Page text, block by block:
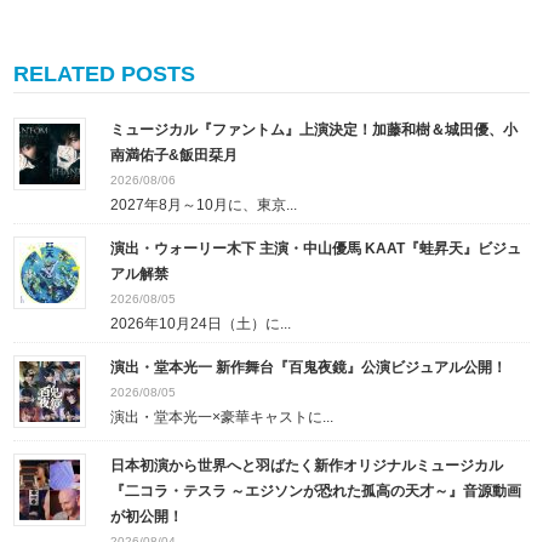
RELATED POSTS
ミュージカル『ファントム』上演決定！加藤和樹＆城田優、小
南満佑子&飯田栞月
2026/08/06
2027年8月～10月に、東京...
演出・ウォーリー木下 主演・中山優馬 KAAT『蛙昇天』ビジュ
アル解禁
2026/08/05
2026年10月24日（土）に...
演出・堂本光一 新作舞台『百鬼夜鏡』公演ビジュアル公開！
2026/08/05
演出・堂本光一×豪華キャストに...
日本初演から世界へと羽ばたく新作オリジナルミュージカル
『二コラ・テスラ ～エジソンが恐れた孤高の天才～』音源動画
が初公開！